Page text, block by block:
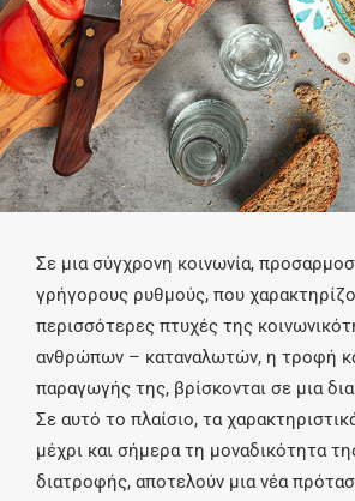
Σε μια σύγχρονη κοινωνία,
γρήγορους ρυθμούς, που
περισσότερες πτυχές της
ανθρώπων – καταναλωτών, η τροφή
παραγωγής της, βρίσκονται σε μια
Σε αυτό το πλαίσιο, τα
μέχρι και σήμερα τη μοναδικότητα
διατροφής, αποτελούν μια νέα